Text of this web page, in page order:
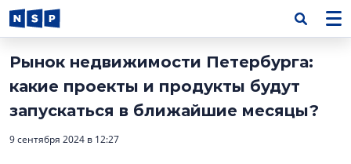
Рынок недвижимости Петербурга:
какие проекты и продукты будут
запускаться в ближайшие месяцы?
9 сентября 2024 в 12:27